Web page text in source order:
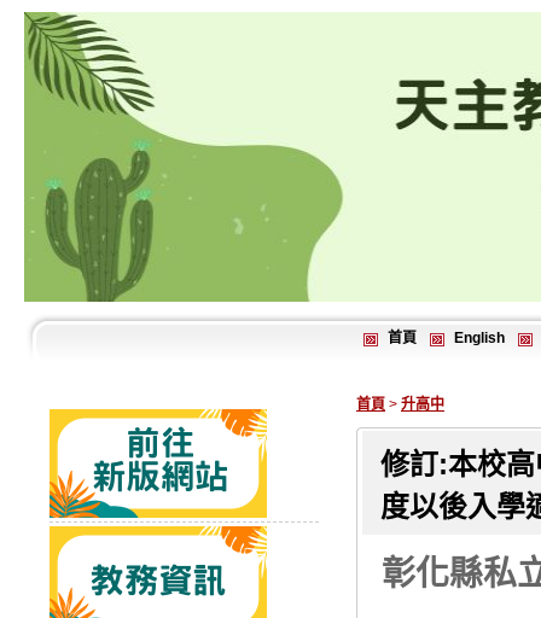
首頁 English
首頁 > 升高中
修訂:本校
度以後入學
彰化縣私